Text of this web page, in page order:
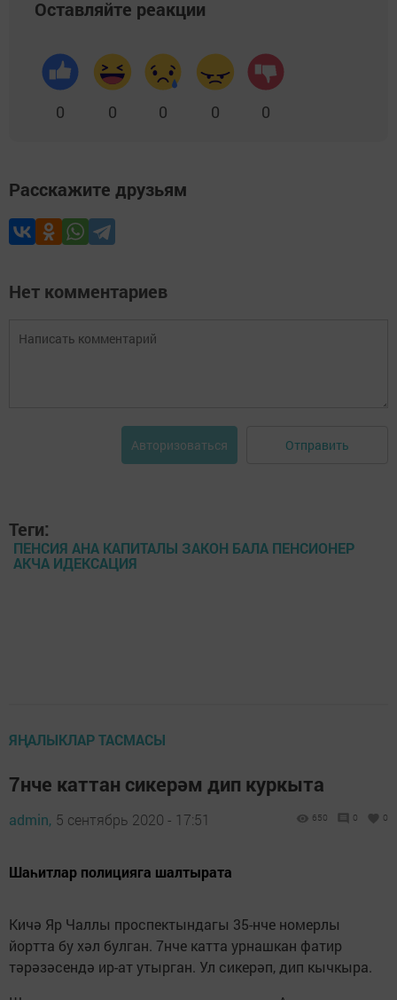
Оставляйте реакции
0 0 0 0 0
Расскажите друзьям
Нет комментариев
Авторизоваться Отправить
Теги:
ПЕНСИЯ АНА КАПИТАЛЫ ЗАКОН БАЛА ПЕНСИОНЕР
АКЧА ИДЕКСАЦИЯ
ЯҢАЛЫКЛАР ТАСМАСЫ
7нче каттан сикерәм дип куркыта
admin, 5 сентябрь 2020 - 17:51 650 0 0
Шаһитлар полицияга шалтырата
Кичә Яр Чаллы проспектындагы 35-нче номерлы
йортта бу хәл булган. 7нче катта урнашкан фатир
тәрәзәсендә ир-ат утырган. Ул сикерәп, дип кычкыра.